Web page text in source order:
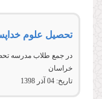
در جمع طلاب مدرسه
خراسان
تاریخ: 04 آذر 1398